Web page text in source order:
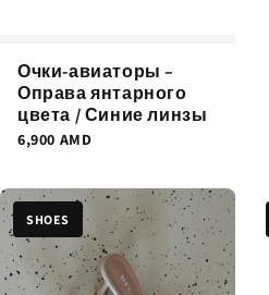
Очки-авиаторы –
Оправа янтарного
цвета / Синие линзы
6,900 AMD
SHOES